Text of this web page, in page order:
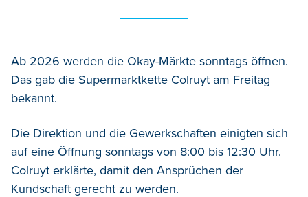
Ab 2026 werden die Okay-Märkte sonntags öffnen.
Das gab die Supermarktkette Colruyt am Freitag
bekannt.
Die Direktion und die Gewerkschaften einigten sich
auf eine Öffnung sonntags von 8:00 bis 12:30 Uhr.
Colruyt erklärte, damit den Ansprüchen der
Kundschaft gerecht zu werden.